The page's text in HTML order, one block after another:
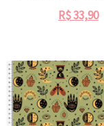
R$33,90